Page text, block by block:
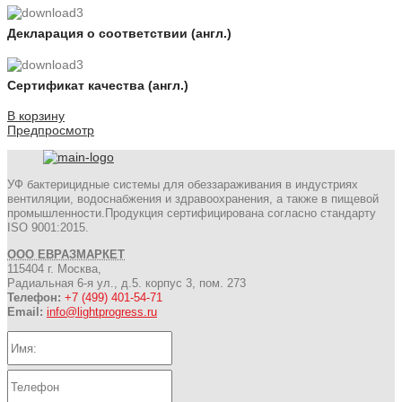
Декларация о соответствии (англ.)
Сертификат качества (англ.)
В корзину
Предпросмотр
УФ бактерицидные системы для обеззараживания в индустриях
вентиляции, водоснабжения и здравоохранения, а также в пищевой
промышленности.Продукция сертифицирована согласно стандарту
ISO 9001:2015.
ООО ЕВРАЗМАРКЕТ
115404 г. Москва,
Радиальная 6-я ул., д.5. корпус 3, пом. 273
Телефон: +7 (499) 401-54-71
Email: info@lightprogress.ru